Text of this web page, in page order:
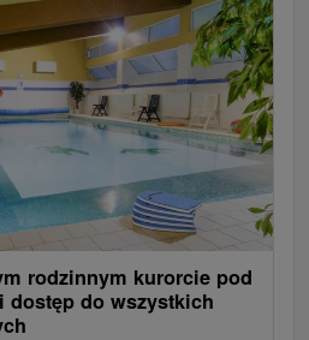
rodzinnym kurorcie pod
dostęp do wszystkich